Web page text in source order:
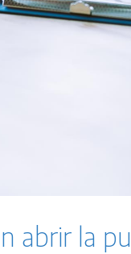
abrir la